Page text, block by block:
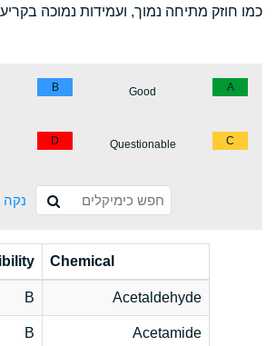
כמו חוזק מתיחה נמוך, ועמידות נמוכה
A
Good
B
C
Questionable
D
נקה
Chemical
Acetaldehyde
B
Acetamide
B